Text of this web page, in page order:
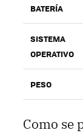
BATERÍA
SISTEMA
OPERATIVO
PESO
Como se